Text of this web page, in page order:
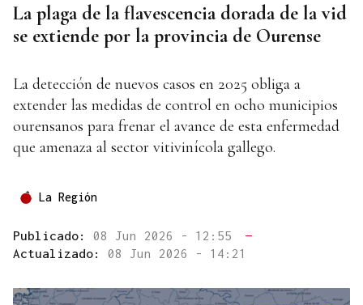
La plaga de la flavescencia dorada de la vid
se extiende por la provincia de Ourense
La detección de nuevos casos en 2025 obliga a
extender las medidas de control en ocho municipios
ourensanos para frenar el avance de esta enfermedad
que amenaza al sector vitivinícola gallego.
La Región
Publicado: 08 Jun 2026 - 12:55
—
Actualizado: 08 Jun 2026 - 14:21